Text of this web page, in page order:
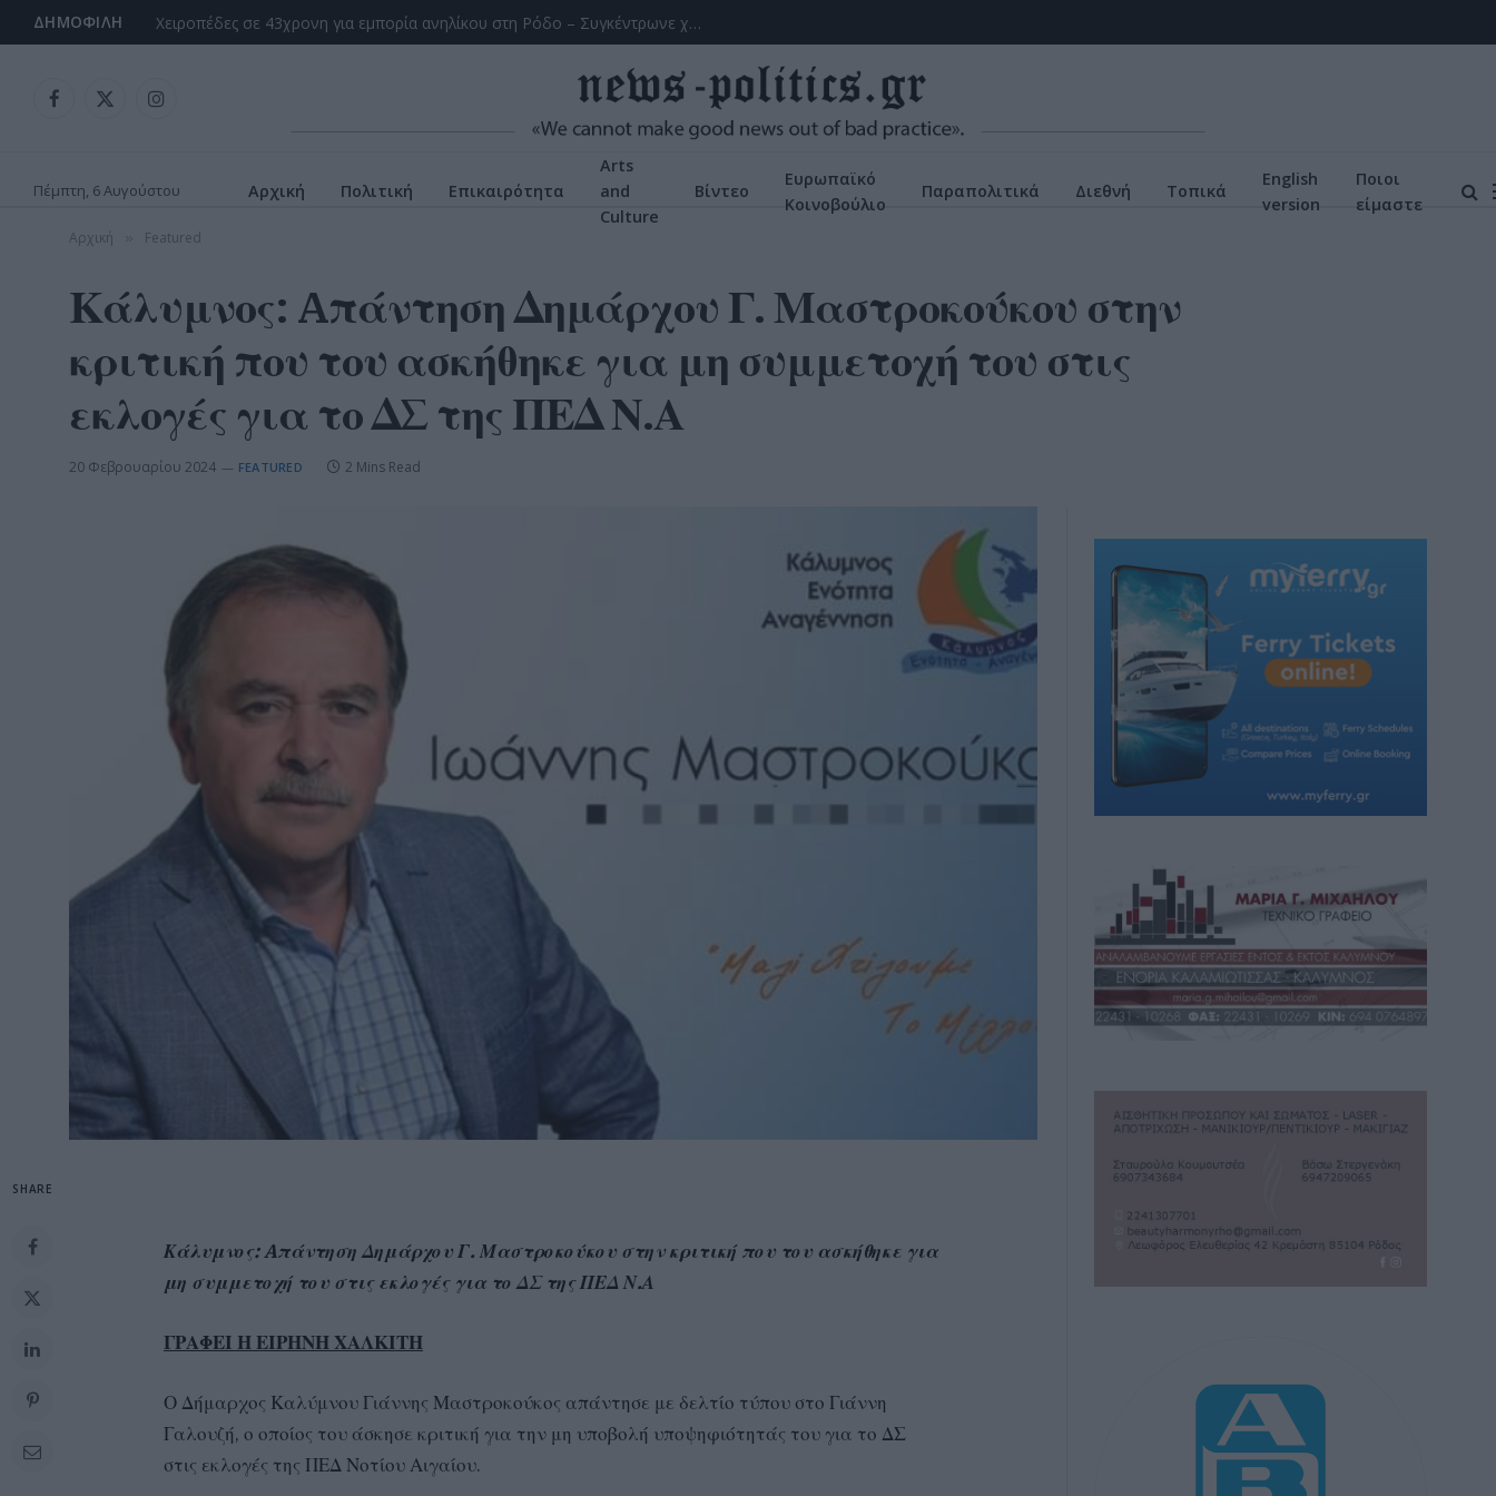
ΔΗΜΟΦΙΛΉ Χειροπέδες σε 43χρονη για εμπορία ανηλίκου στη Ρόδο – Συγκέντρωνε χρήματα από συμπονετικούς τουρίστες
Facebook
X
Instagram
Πέμπτη, 6 Αυγούστου Αρχική Πολιτική Επικαιρότητα
Arts
and
Culture
Βίντεο
Ευρωπαϊκό
Κοινοβούλιο
Παραπολιτικά Διεθνή Τοπικά
English
version
Ποιοι
είμαστε
Αρχική Featured
Κάλυμνος: Aπάντηση Δημάρχου Γ. Μαστροκούκου στην
κριτική που του ασκήθηκε για μη συμμετοχή του στις
εκλογές για το ΔΣ της ΠΕΔ Ν.Α
20 Φεβρουαρίου 2024 FEATURED 2 Mins Read
SHARE
Κάλυμνος: Aπάντηση Δημάρχου Γ. Μαστροκούκου στην κριτική που του ασκήθηκε για
μη συμμετοχή του στις εκλογές για το ΔΣ της ΠΕΔ Ν.Α
ΓΡΑΦΕΙ Η ΕΙΡΗΝΗ ΧΑΛΚΙΤΗ
Ο Δήμαρχος Καλύμνου Γιάννης Μαστροκούκος απάντησε με δελτίο τύπου στο Γιάννη
Γαλουζή, ο οποίος του άσκησε κριτική για την μη υποβολή υποψηφιότητάς του για το ΔΣ
στις εκλογές της ΠΕΔ Νοτίου Αιγαίου.